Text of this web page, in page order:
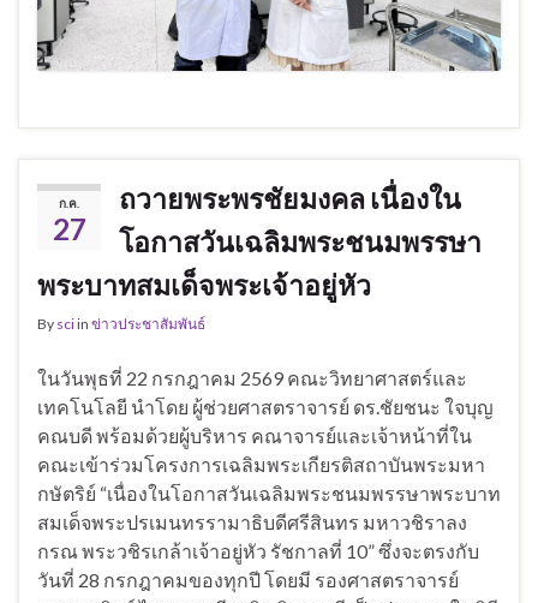
ก.ค.
27
ถวายพระพรชัยมงคล เนื่องใน
โอกาสวันเฉลิมพระชนมพรรษา
พระบาทสมเด็จพระเจ้าอยู่หัว
By sciin ข่าวประชาสัมพันธ์
ในวันพุธที่ 22 กรกฎาคม 2569 คณะวิทยาศาสตร์และ
เทคโนโลยี นำโดย ผู้ช่วยศาสตราจารย์ ดร.ชัยชนะ ใจบุญ
คณบดี พร้อมด้วยผู้บริหาร คณาจารย์และเจ้าหน้าที่ใน
คณะเข้าร่วมโครงการเฉลิมพระเกียรติสถาบันพระมหา
กษัตริย์ “เนื่องในโอกาสวันเฉลิมพระชนมพรรษาพระบาท
สมเด็จพระปรเมนทรรามาธิบดีศรีสินทร มหาวชิราลง
กรณ พระวชิรเกล้าเจ้าอยู่หัว รัชกาลที่ 10” ซึ่งจะตรงกับ
วันที่ 28 กรกฎาคมของทุกปี โดยมี รองศาสตราจารย์